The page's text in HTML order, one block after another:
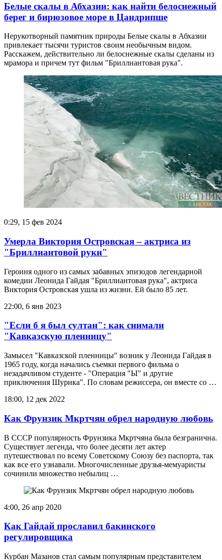
Белые скалы в Абхазии: как найти белоснежный
берег и бирюзовое море в Цандрипше
Нерукотворный памятник природы Белые скалы в Абхазии
привлекает тысячи туристов своим необычным видом.
Расскажем, действительно ли белоснежные скалы сделаны из
мрамора и причем тут фильм "Бриллиантовая рука".
0:29, 15 фев 2024
Умерла Виктория Островская – актриса из
"Бриллиантовой руки"
Героиня одного из самых забавных эпизодов легендарной
комедии Леонида Гайдая "Бриллиантовая рука", актриса
Виктория Островская ушла из жизни. Ей было 85 лет.
22:00, 6 янв 2023
"Если б я был султан": как снимали
"Кавказскую пленницу"
Замысел "Кавказской пленницы" возник у Леонида Гайдая в
1965 году, когда начались съемки первого фильма о
незадачливом студенте - "Операция "Ы" и другие
приключения Шурика". По словам режиссера, он вместе со …
18:00, 12 дек 2022
Как Фрунзик Мкртчян обрел народную любовь
В СССР популярность Фрунзика Мкртчяна была безгранична.
Существует легенда, что более десяти лет актер
путешествовал по всему Советскому Союзу без паспорта, так
как все его узнавали. Многочисленные друзья-мемуаристы
сочинили множество небылиц …
4:00, 26 апр 2020
Как Гайдай прославил бакинского
регулировщика
Курбан Мазанов стал самым популярным представителем